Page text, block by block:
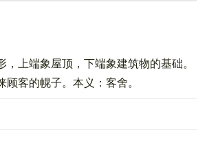
，上端象屋顶，下端象建筑物的基础。
顾客的幌子。本义：客舍。